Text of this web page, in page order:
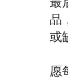
品
或
愿